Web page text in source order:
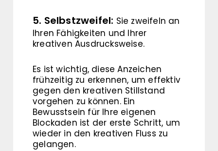
5. Selbstzweifel: Sie zweifeln an
Ihren Fähigkeiten und Ihrer
kreativen Ausdrucksweise.
Es ist wichtig, diese Anzeichen
frühzeitig zu erkennen, um effektiv
gegen den kreativen Stillstand
vorgehen zu können. Ein
Bewusstsein für Ihre eigenen
Blockaden ist der erste Schritt, um
wieder in den kreativen Fluss zu
gelangen.